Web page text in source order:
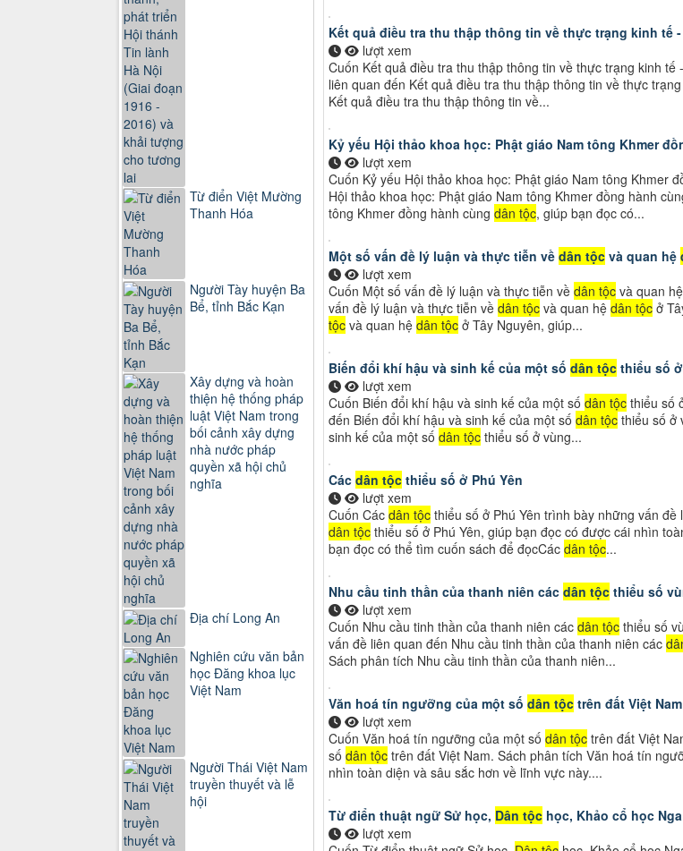
Kết quả điều tra thu thập thông tin về thực trạng kinh tế
lượt xem
Cuốn Kết quả điều tra thu thập thông tin về thực trạng kinh tế
liên quan đến Kết quả điều tra thu thập thông tin về thực
Kết quả điều tra thu thập thông tin về...
Kỷ yếu Hội thảo khoa học: Phật giáo Nam tông Khmer
lượt xem
Cuốn Kỷ yếu Hội thảo khoa học: Phật giáo Nam tông Khmer
Hội thảo khoa học: Phật giáo Nam tông Khmer đồng hành
tông Khmer đồng hành cùng dân tộc, giúp bạn đọc có...
Một số vấn đề lý luận và thực tiễn về dân tộcvà quan hệ
lượt xem
Cuốn Một số vấn đề lý luận và thực tiễn về dân tộcvà quan hệ
vấn đề lý luận và thực tiễn về dân tộcvà quan hệ dân tộcở
tộcvà quan hệ dân tộcở Tây Nguyên, giúp...
Biến đổi khí hậu và sinh kế của một số dân tộcthiểu số ở
lượt xem
Cuốn Biến đổi khí hậu và sinh kế của một số dân tộcthiểu số
đến Biến đổi khí hậu và sinh kế của một số dân tộcthiểu số ở
sinh kế của một số dân tộcthiểu số ở vùng...
Các dân tộcthiểu số ở Phú Yên
lượt xem
Cuốn Các dân tộcthiểu số ở Phú Yên trình bày những vấn đề
dân tộcthiểu số ở Phú Yên, giúp bạn đọc có được cái nhìn
bạn đọc có thể tìm cuốn sách để đọcCác dân tộc...
Nhu cầu tinh thần của thanh niên các dân tộcthiểu số
lượt xem
Cuốn Nhu cầu tinh thần của thanh niên các dân tộcthiểu số
vấn đề liên quan đến Nhu cầu tinh thần của thanh niên các
Sách phân tích Nhu cầu tinh thần của thanh niên...
Văn hoá tín ngưỡng của một số dân tộctrên đất Việt Nam
lượt xem
Cuốn Văn hoá tín ngưỡng của một số dân tộctrên đất Việt
số dân tộctrên đất Việt Nam. Sách phân tích Văn hoá tín
nhìn toàn diện và sâu sắc hơn về lĩnh vực này....
Từ điển thuật ngữ Sử học, Dân tộchọc, Khảo cổ học
lượt xem
Từ điển Việt Mường
Thanh Hóa
Người Tày huyện Ba
Bể, tỉnh Bắc Kạn
Xây dựng và hoàn
thiện hệ thống pháp
luật Việt Nam trong
bối cảnh xây dựng
nhà nước pháp
quyền xã hội chủ
nghĩa
Địa chí Long An
Nghiên cứu văn bản
học Đăng khoa lục
Việt Nam
Người Thái Việt Nam
truyền thuyết và lễ
hội